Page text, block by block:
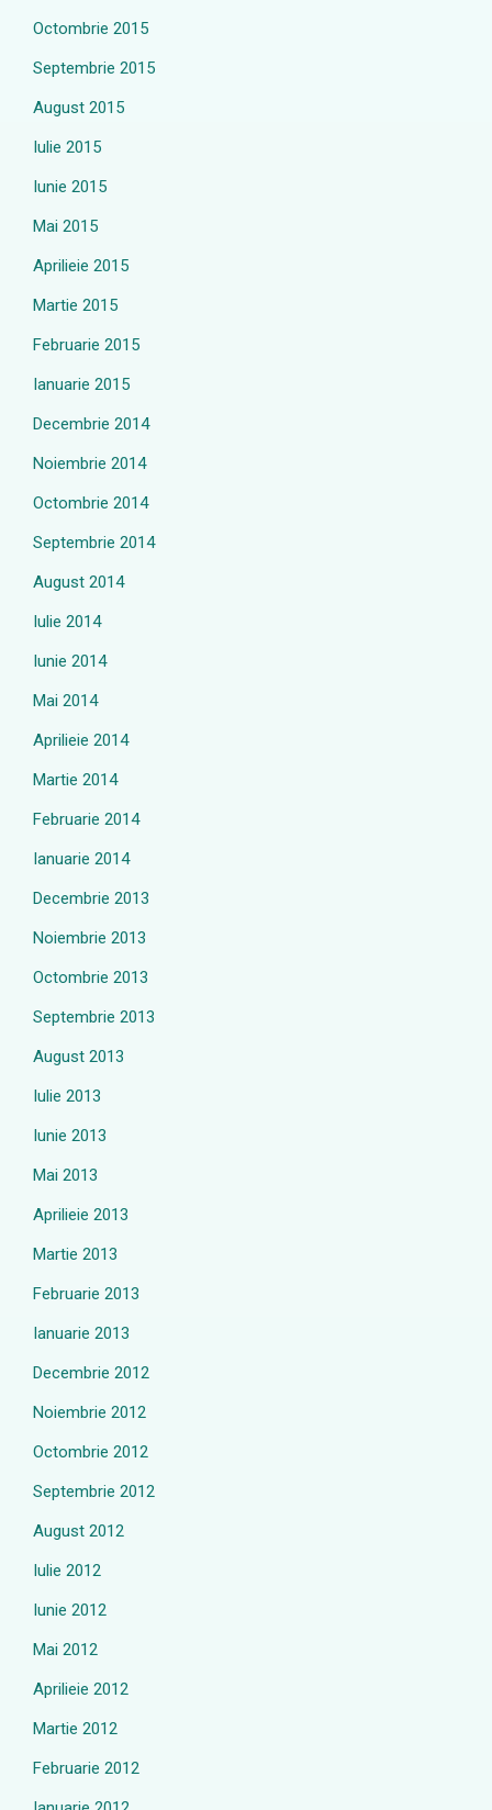
Octombrie 2015
Septembrie 2015
August 2015
Iulie 2015
Iunie 2015
Mai 2015
Aprilieie 2015
Martie 2015
Februarie 2015
Ianuarie 2015
Decembrie 2014
Noiembrie 2014
Octombrie 2014
Septembrie 2014
August 2014
Iulie 2014
Iunie 2014
Mai 2014
Aprilieie 2014
Martie 2014
Februarie 2014
Ianuarie 2014
Decembrie 2013
Noiembrie 2013
Octombrie 2013
Septembrie 2013
August 2013
Iulie 2013
Iunie 2013
Mai 2013
Aprilieie 2013
Martie 2013
Februarie 2013
Ianuarie 2013
Decembrie 2012
Noiembrie 2012
Octombrie 2012
Septembrie 2012
August 2012
Iulie 2012
Iunie 2012
Mai 2012
Aprilieie 2012
Martie 2012
Februarie 2012